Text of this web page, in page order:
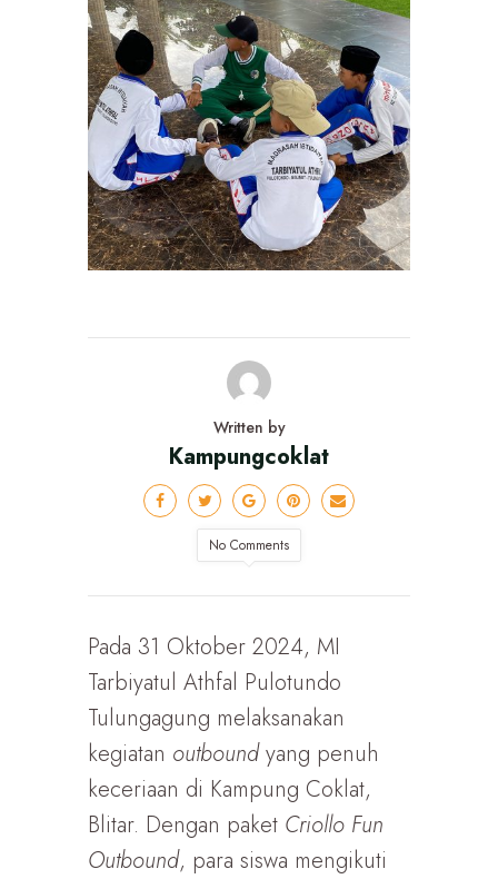
Written by
Kampungcoklat
No Comments
Pada 31 Oktober 2024, MI
Tarbiyatul Athfal Pulotundo
Tulungagung melaksanakan
kegiatan outboundyang penuh
keceriaan di Kampung Coklat,
Blitar. Dengan paket Criollo Fun
Outbound, para siswa mengikuti